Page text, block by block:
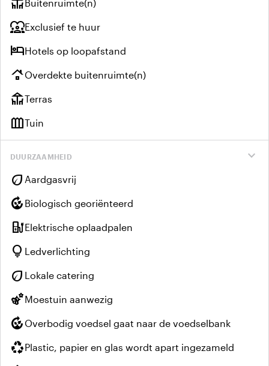
Buitenruimte(n)
diversity_1Exclusief te huur
hotelHotels op loopafstand
roofingOverdekte buitenruimte(n)
deckTerras
outdoor_gardenTuin
expand_more
DUURZAAMHEID
eco Aardgasvrij
compost Biologisch georiënteerd
ev_chargerElektrische oplaadpalen
lightbulb Ledverlichting
eco Lokale catering
emoji_natureMoestuin aanwezig
compost Overbodig voedsel gaat naar de voedselbank
recyclingPlastic, papier en glas wordt apart ingezameld